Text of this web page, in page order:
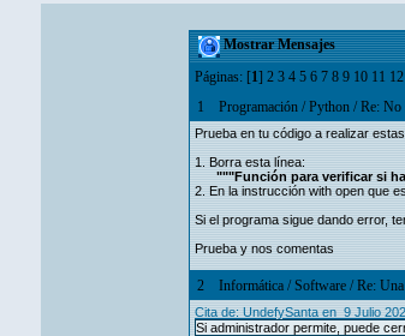
Mostrar Mensajes
Páginas: [1] 2 3 4 5 6 7 8 9 10 11 12
1
Programación /Python /Re: No
Prueba en tu código a realizar
1. Borra esta línea:
"""Función para verificar si
2. En la instrucción with open que
Si el programa sigue dando error,
Prueba y nos comentas
2 Informática /Software /Re:
Cita de: UndefySanta en 9 Julio
Si administrador permite, puede